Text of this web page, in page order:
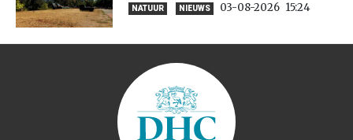
NATUUR NIEUWS 03-08-2026 15:24